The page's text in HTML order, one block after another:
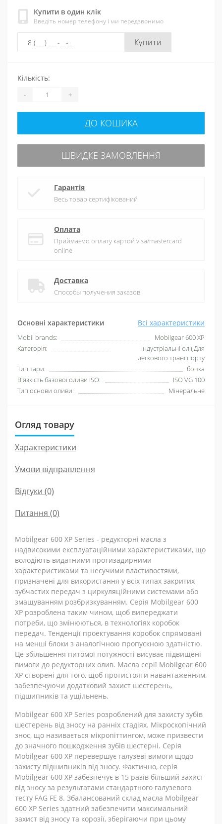
Купити в один клік
Введіть номер телефону і ми передзвонимо
Купити
Основні характеристики Всі характеристики
Mobil brands:
Mobilgear 600 XP
Категорія:
Індустріальні олії,Для
легкового транспорту
Тип тари:
бочка
В'язкість базової оливи ISO:
ISO VG 100
Тип основи оливи:
Мінеральне
Кількість:
- +
ДО КОШИКА
ШВИДКЕ ЗАМОВЛЕННЯ
Гарантія
Весь товар сертифікований
Оплата
Приймаємо оплату картой visa/mastercard
online
Доставка
Способы получения заказов
Огляд товару
Характеристики
Умови відправлення
Відгуки (0)
Питання (0)
Mobilgear 600 XP Series - редукторні масла з
надвисокими експлуатаційними характеристиками, що
володіють видатними протизадирними
характеристиками та несучими властивостями,
призначені для використання у всіх типах закритих
зубчастих передач з циркуляційними системами або
змащуванням розбризкуванням. Серія Mobilgear 600
XP розроблена таким чином, щоб випереджати
потреби, що змінюються, в технологіях коробок
передач. Тенденції проектування коробок спрямовані
на менші блоки з аналогічною пропускною здатністю.
Це збільшення питомої потужності висуває підвищені
вимоги до редукторних олив. Масла серії Mobilgear 600
XP створені для того, щоб протистояти навантаженням,
забезпечуючи додатковий захист шестерень,
підшипників та ущільнень.
Mobilgear 600 XP Series розроблений для захисту зубів
шестерень від зносу на ранніх стадіях. Мікроскопічний
знос, що називається мікропіттингом, може призвести
до значного пошкодження зубів шестерні. Серія
Mobilgear 600 XP перевершує галузеві вимоги щодо
захисту підшипників від зносу. Фактично, серія
Mobilgear 600 XP забезпечує в 15 разів більший захист
від зносу за результатами стандартного галузевого
тесту FAG FE 8. Збалансований склад масла Mobilgear
600 XP Series здатний забезпечити максимальний
захист від зносу та корозії, зберігаючи при цьому